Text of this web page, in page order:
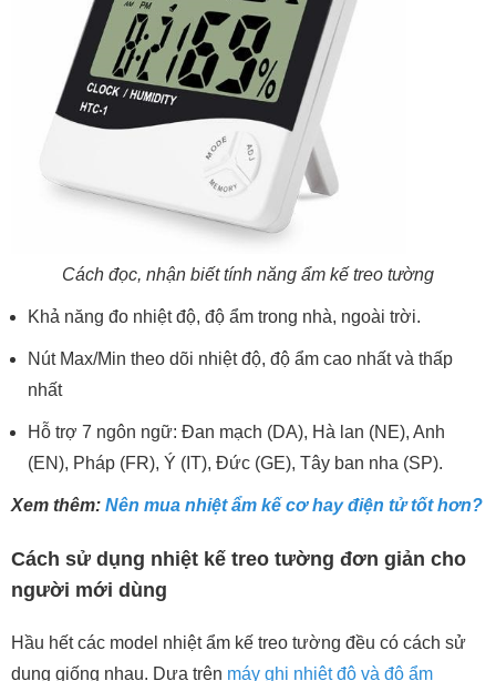
Cách đọc, nhận biết tính năng ẩm kế treo tường
Khả năng đo nhiệt độ, độ ẩm trong nhà, ngoài trời.
Nút Max/Min theo dõi nhiệt độ, độ ẩm cao nhất và thấp
nhất
Hỗ trợ 7 ngôn ngữ: Đan mạch (DA), Hà lan (NE), Anh
(EN), Pháp (FR), Ý (IT), Đức (GE), Tây ban nha (SP).
Xem thêm: Nên mua nhiệt ẩm kế cơ hay điện tử tốt hơn?
Cách sử dụng nhiệt kế treo tường đơn giản cho
người mới dùng
Hầu hết các model nhiệt ẩm kế treo tường đều có cách sử
dụng giống nhau. Dựa trên máy ghi nhiệt độ và độ ẩm